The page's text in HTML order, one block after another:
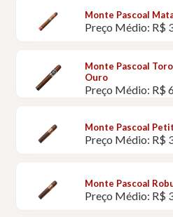
Monte Pascoal
Preço Médio: R$
Monte Pascoal
Ouro
Preço Médio: R$
Monte Pascoal
Preço Médio: R$
Monte Pascoal
Preço Médio: R$